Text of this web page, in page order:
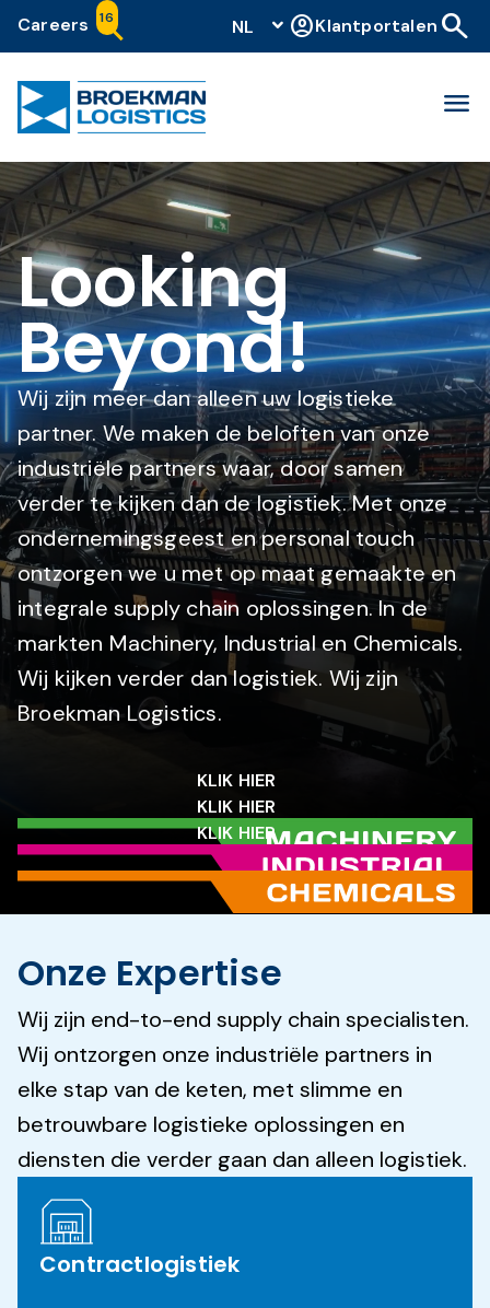
Careers 16 NL account_circleKlantportalen search
menu
Looking
Beyond!
Wij zijn meer dan alleen uw logistieke
partner. We maken de beloften van onze
industriële partners waar, door samen
verder te kijken dan de logistiek. Met onze
ondernemingsgeest en personal touch
ontzorgen we u met op maat gemaakte en
integrale supply chain oplossingen. In de
markten Machinery, Industrial en Chemicals.
Wij kijken verder dan logistiek. Wij zijn
Broekman Logistics.
KLIK HIER
KLIK HIER
KLIK HIER
Onze Expertise
Wij zijn end-to-end supply chain specialisten.
Wij ontzorgen onze industriële partners in
elke stap van de keten, met slimme en
betrouwbare logistieke oplossingen en
diensten die verder gaan dan alleen logistiek.
Contractlogistiek